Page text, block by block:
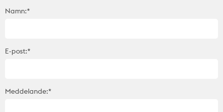
Namn:*
E-post:*
Meddelande:*